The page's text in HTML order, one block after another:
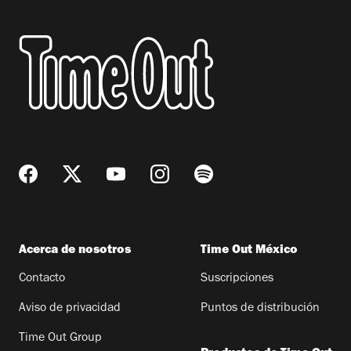
Acerca de nosotros
Contacto
Aviso de privacidad
Time Out Group
Time Out México
Suscripciones
Puntos de distribución